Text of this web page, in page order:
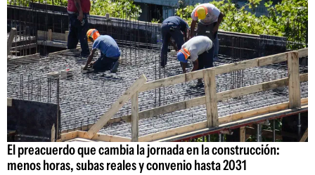
El preacuerdo que cambia la jornada en la construcción:
menos horas, subas reales y convenio hasta 2031